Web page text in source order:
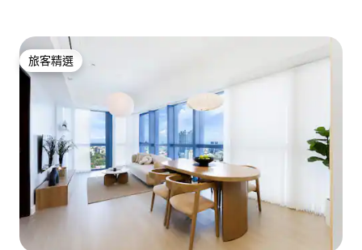
旅客精選
旅客精選